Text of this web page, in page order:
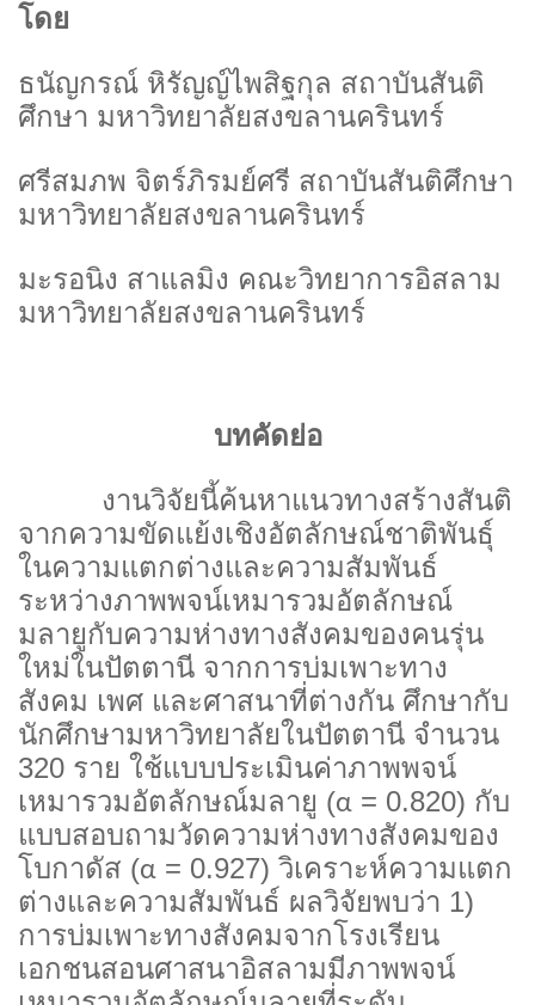
โดย
ธนัญกรณ์ หิรัญญ์ไพสิฐกุล สถาบันสันติ
ศึกษา มหาวิทยาลัยสงขลานครินทร์
ศรีสมภพ จิตร์ภิรมย์ศรี สถาบันสันติศึกษา
มหาวิทยาลัยสงขลานครินทร์
มะรอนิง สาแลมิง คณะวิทยาการอิสลาม
มหาวิทยาลัยสงขลานครินทร์
บทคัดย่อ
งานวิจัยนี้ค้นหาแนวทางสร้างสันติ
จากความขัดแย้งเชิงอัตลักษณ์ชาติพันธุ์
ในความแตกต่างและความสัมพันธ์
ระหว่างภาพพจน์เหมารวมอัตลักษณ์
มลายูกับความห่างทางสังคมของคนรุ่น
ใหม่ในปัตตานี จากการบ่มเพาะทาง
สังคม เพศ และศาสนาที่ต่างกัน ศึกษากับ
นักศึกษามหาวิทยาลัยในปัตตานี จำนวน
320 ราย ใช้แบบประเมินค่าภาพพจน์
เหมารวมอัตลักษณ์มลายู (α = 0.820) กับ
แบบสอบถามวัดความห่างทางสังคมของ
โบกาดัส (α = 0.927) วิเคราะห์ความแตก
ต่างและความสัมพันธ์ ผลวิจัยพบว่า 1)
การบ่มเพาะทางสังคมจากโรงเรียน
เอกชนสอนศาสนาอิสลามมีภาพพจน์